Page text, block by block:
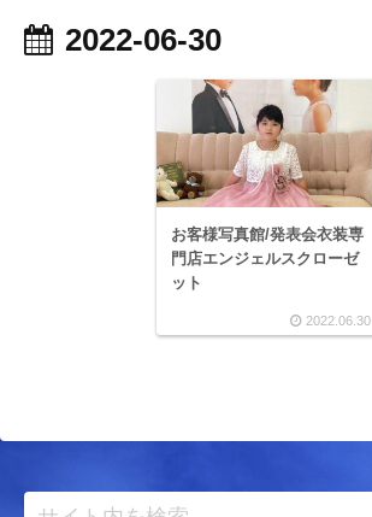
2022-06-30
お客様写真館/発表会衣装専
門店エンジェルスクローゼ
ット
2022.06.30